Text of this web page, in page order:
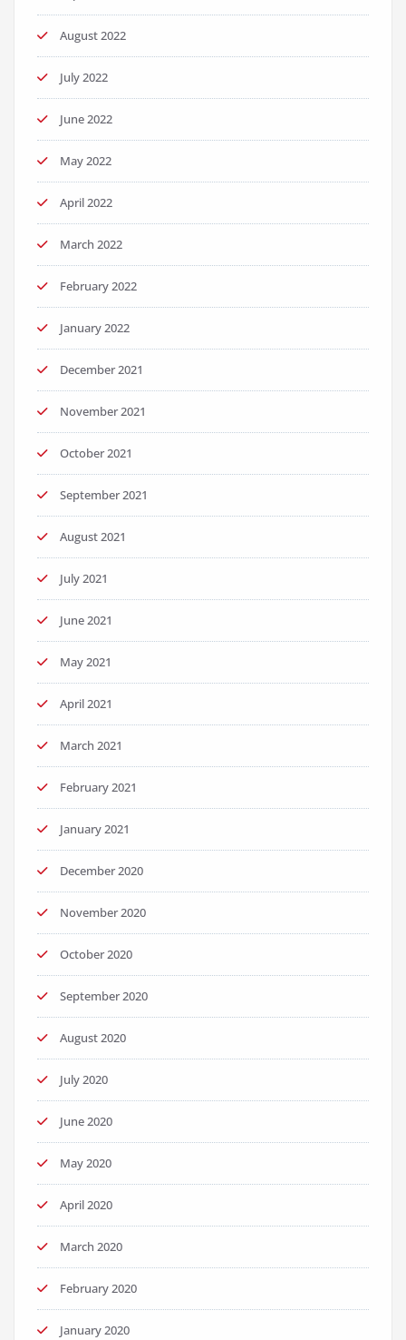
August 2022
July 2022
June 2022
May 2022
April 2022
March 2022
February 2022
January 2022
December 2021
November 2021
October 2021
September 2021
August 2021
July 2021
June 2021
May 2021
April 2021
March 2021
February 2021
January 2021
December 2020
November 2020
October 2020
September 2020
August 2020
July 2020
June 2020
May 2020
April 2020
March 2020
February 2020
January 2020